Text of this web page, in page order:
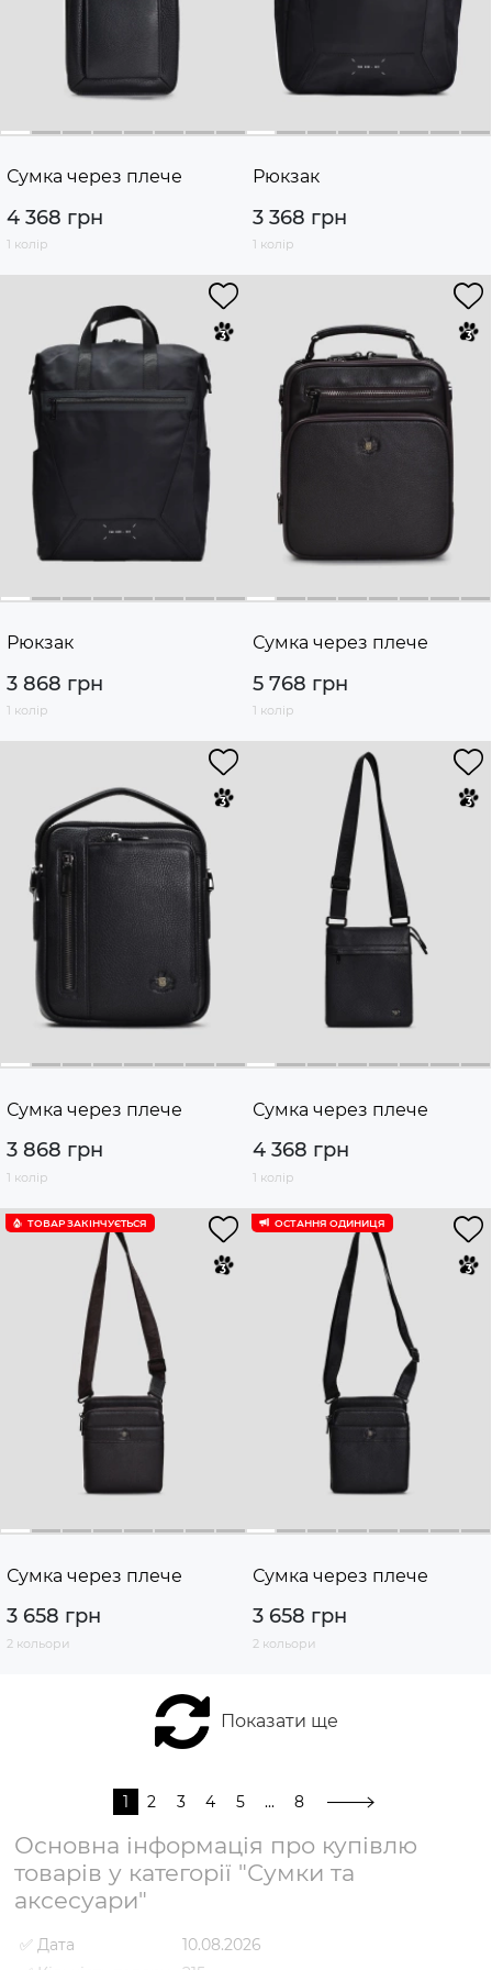
Сумка через плече
4 368 грн
1 колір
Рюкзак
3 368 грн
1 колір
Рюкзак
3 868 грн
1 колір
Сумка через плече
5 768 грн
1 колір
Сумка через плече
3 868 грн
1 колір
Сумка через плече
4 368 грн
1 колір
ТОВАР ЗАКІНЧУЄTЬСЯ
Сумка через плече
3 658 грн
2 кольори
ОСТАННЯ ОДИНИЦЯ
Сумка через плече
3 658 грн
2 кольори
Показати ще
1 2 3 4 5 ... 8
Основна інформація про купівлю
товарів у категорії "Сумки та
аксесуари"
✅ Дата
10.08.2026